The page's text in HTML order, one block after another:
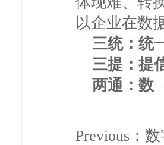
以企业在数
三统：统
三提：提
两通：数
Previous： 数